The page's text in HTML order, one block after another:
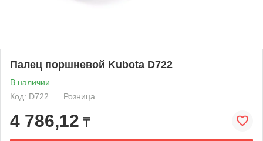
Палец поршневой Kubota D722
В наличии
Код: D722
Розница
4 786,12 ₸